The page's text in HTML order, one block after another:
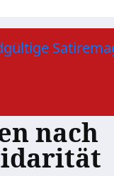
nach